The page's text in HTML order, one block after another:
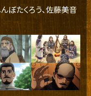
ぼたくろう、佐藤美音